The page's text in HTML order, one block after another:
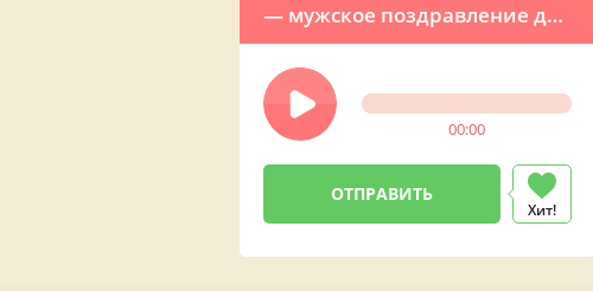
— мужское поздравление для
именинницы
00:00
Хит!